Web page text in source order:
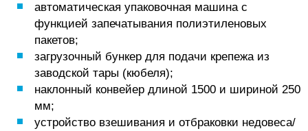
автоматическая упаковочная машина с
функцией запечатывания полиэтиленовых
пакетов;
загрузочный бункер для подачи крепежа из
заводской тары (кюбеля);
наклонный конвейер длиной 1500 и шириной 250
мм;
устройство взешивания и отбраковки недовеса/